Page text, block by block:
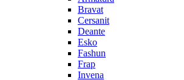
Bravat
Cersanit
Deante
Esko
Fashun
Frap
Invena